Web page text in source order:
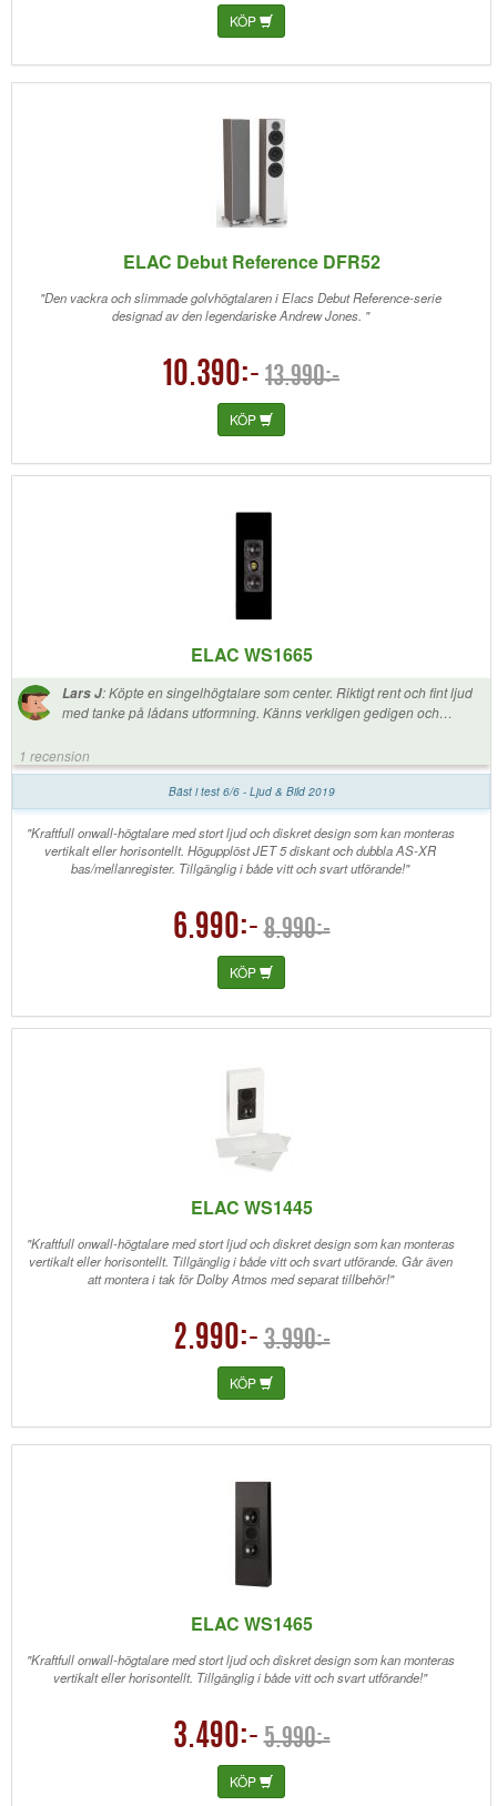
KÖP
ELAC Debut Reference DFR52
"Den vackra och slimmade golvhögtalaren i Elacs Debut Reference-serie
designad av den legendariske Andrew Jones. "
10.390:- 13.990:-
KÖP
ELAC WS1665
Lars J:Köpte en singelhögtalare som center. Riktigt rent och fint ljud
med tanke på lådans utformning. Känns verkligen gedigen och
visuell uppmärksamhet.
1 recension
Bäst i test 6/6 - Ljud & Bild 2019
"Kraftfull onwall-högtalare med stort ljud och diskret design som kan monteras
vertikalt eller horisontellt. Högupplöst JET 5 diskant och dubbla AS-XR
bas/mellanregister. Tillgänglig i både vitt och svart utförande!"
6.990:- 8.990:-
KÖP
ELAC WS1445
"Kraftfull onwall-högtalare med stort ljud och diskret design som kan monteras
vertikalt eller horisontellt. Tillgänglig i både vitt och svart utförande. Går även
att montera i tak för Dolby Atmos med separat tillbehör!"
2.990:- 3.990:-
KÖP
ELAC WS1465
"Kraftfull onwall-högtalare med stort ljud och diskret design som kan monteras
vertikalt eller horisontellt. Tillgänglig i både vitt och svart utförande!"
3.490:- 5.990:-
KÖP